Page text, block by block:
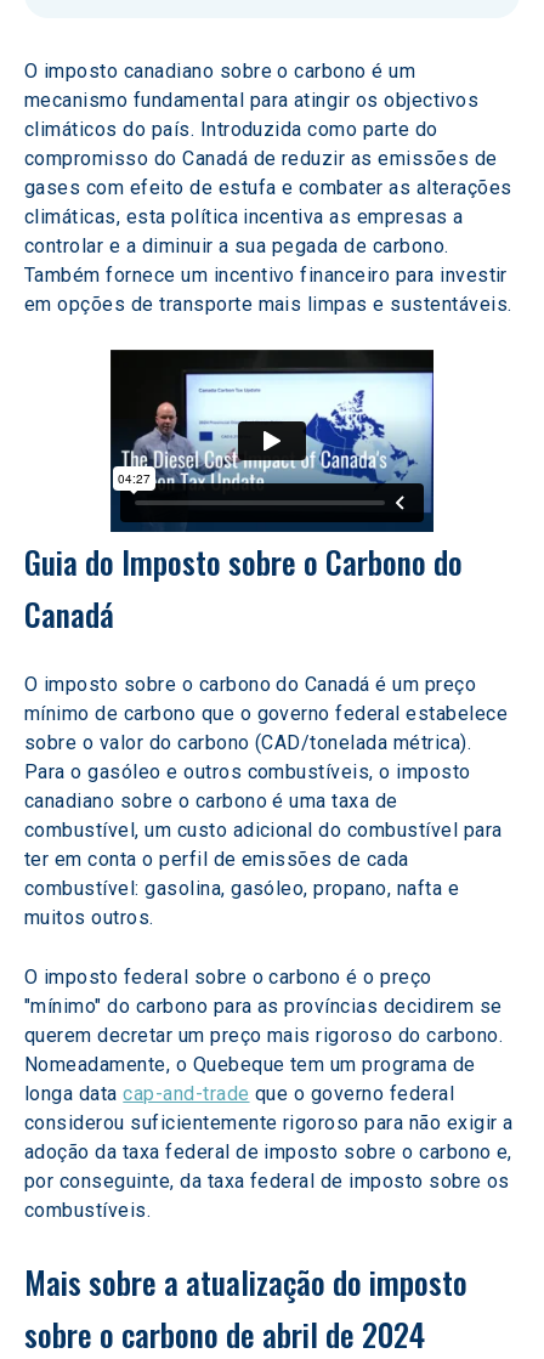
O imposto canadiano sobre o carbono é um
mecanismo fundamental para atingir os objectivos
climáticos do país. Introduzida como parte do
compromisso do Canadá de reduzir as emissões de
gases com efeito de estufa e combater as alterações
climáticas, esta política incentiva as empresas a
controlar e a diminuir a sua pegada de carbono.
Também fornece um incentivo financeiro para investir
em opções de transporte mais limpas e sustentáveis.
Guia do Imposto sobre o Carbono do
Canadá
O imposto sobre o carbono do Canadá é um preço
mínimo de carbono que o governo federal estabelece
sobre o valor do carbono (CAD/tonelada métrica).
Para o gasóleo e outros combustíveis, o imposto
canadiano sobre o carbono é uma taxa de
combustível, um custo adicional do combustível para
ter em conta o perfil de emissões de cada
combustível: gasolina, gasóleo, propano, nafta e
muitos outros.
O imposto federal sobre o carbono é o preço
"mínimo" do carbono para as províncias decidirem se
querem decretar um preço mais rigoroso do carbono.
Nomeadamente, o Quebeque tem um programa de
longa data cap-and-trade que o governo federal
considerou suficientemente rigoroso para não exigir a
adoção da taxa federal de imposto sobre o carbono e,
por conseguinte, da taxa federal de imposto sobre os
combustíveis.
Mais sobre a atualização do imposto
sobre o carbono de abril de 2024